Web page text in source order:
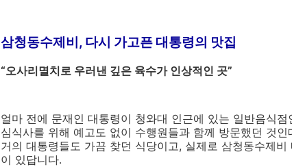
삼청동수제비, 다시 가고픈 대통령의 맛집
“오사리멸치로 우러낸 깊은 육수가 인상적인 곳”
얼마 전에 문재인 대통령이 청와대 인근에 있는 일반음식
심식사를 위해 예고도 없이 수행원들과 함께 방문했던 것
거의 대통령들도 가끔 찾던 식당이고, 실제로 삼청동수제
이 있답니다.